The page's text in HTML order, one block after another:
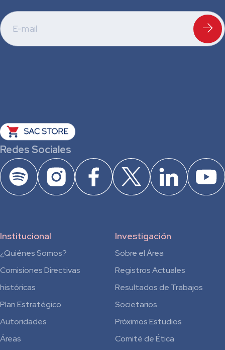
Redes Sociales
Institucional
¿Quiénes Somos?
Comisiones Directivas
históricas
Plan Estratégico
Autoridades
Áreas
Investigación
Sobre el Área
Registros Actuales
Resultados de Trabajos
Societarios
Próximos Estudios
Comité de Ética